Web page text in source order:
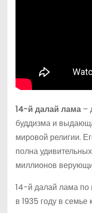
14-й далай лама –
буддизма и
мировой религии.
полна
миллионов
14-й далай лама по
в 1935 году в